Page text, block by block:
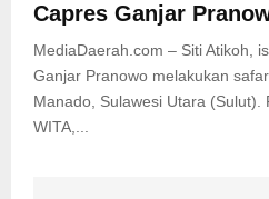
Capres Ganjar
MediaDaerah.com – Siti Atikoh,
Ganjar Pranowo melakukan
Manado, Sulawesi Utara (Sulut).
WITA,...